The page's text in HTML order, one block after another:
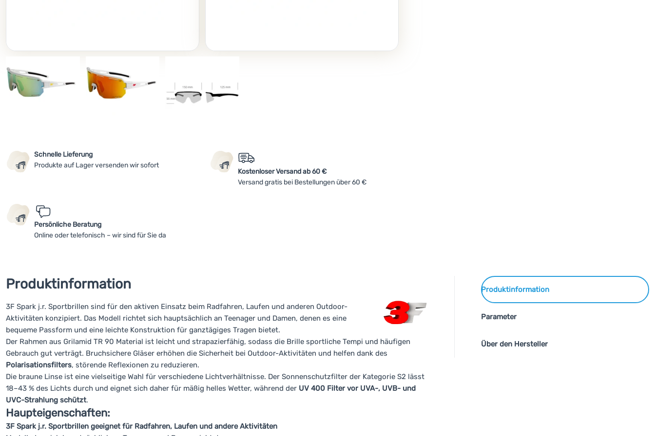
Schnelle Lieferung
Produkte auf Lager versenden wir sofort
Kostenloser Versand ab 60 €
Versand gratis bei Bestellungen über 60 €
Persönliche Beratung
Online oder telefonisch – wir sind für Sie da
Foto
Produktinformation
Parameter
Über den Hersteller
Produktinformation
3F Spark j.r. Sportbrillen sind für den aktiven Einsatz beim Radfahren, Laufen und anderen Outdoor-
Aktivitäten konzipiert. Das Modell richtet sich hauptsächlich an Teenager und Damen, denen es eine
bequeme Passform und eine leichte Konstruktion für ganztägiges Tragen bietet.
Der Rahmen aus Grilamid TR 90 Material ist leicht und strapazierfähig, sodass die Brille sportliche Tempi und häufigen
Gebrauch gut verträgt. Bruchsichere Gläser erhöhen die Sicherheit bei Outdoor-Aktivitäten und helfen dank des
Polarisationsfilters, störende Reflexionen zu reduzieren.
Die braune Linse ist eine vielseitige Wahl für verschiedene Lichtverhältnisse. Der Sonnenschutzfilter der Kategorie S2 lässt
18–43 % des Lichts durch und eignet sich daher für mäßig helles Wetter, während der UV 400 Filter vor UVA-, UVB- und
UVC-Strahlung schützt.
Haupteigenschaften:
3F Spark j.r. Sportbrillen geeignet für Radfahren, Laufen und andere Aktivitäten